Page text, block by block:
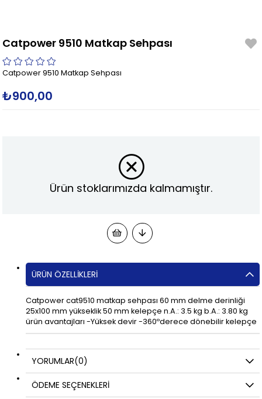
Catpower 9510 Matkap Sehpası
Catpower 9510 Matkap Sehpası
₺900,00
Ürün stoklarımızda kalmamıştır.
ÜRÜN ÖZELLIKLERI
Catpower cat9510 matkap sehpası 60 mm delme derinliği
25x100 mm yükseklik 50 mm kelepçe n.A.: 3.5 kg b.A.: 3.80 kg
ürün avantajları -Yüksek devir -360ºderece dönebilir kelepçe
YORUMLAR(0)
ÖDEME SEÇENEKLERI